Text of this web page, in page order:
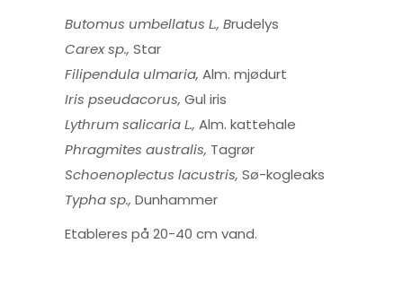
Butomus umbellatus L., Brudelys
Carex sp., Star
Filipendula ulmaria, Alm. mjødurt
Iris pseudacorus, Gul iris
Lythrum salicaria L., Alm. kattehale
Phragmites australis, Tagrør
Schoenoplectus lacustris, Sø-kogleaks
Typha sp., Dunhammer
Etableres på 20-40 cm vand.